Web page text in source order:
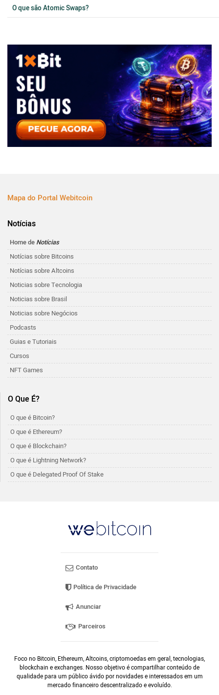
O que são Atomic Swaps?
Mapa do Portal Webitcoin
Notícias
Home de Notícias
Notícias sobre Bitcoins
Notícias sobre Altcoins
Noticias sobre Tecnologia
Noticias sobre Brasil
Noticias sobre Negócios
Podcasts
Guias e Tutoriais
Cursos
NFT Games
O Que É?
O que é Bitcoin?
O que é Ethereum?
O que é Blockchain?
O que é Lightning Network?
O que é Delegated Proof Of Stake
Contato
Política de Privacidade
Anunciar
Parceiros
Foco no Bitcoin, Ethereum, Altcoins, criptomoedas em geral, tecnologias,
blockchain e exchanges. Nosso objetivo é compartilhar conteúdo de
qualidade para um público ávido por novidades e interessados em um
mercado financeiro descentralizado e evoluído.